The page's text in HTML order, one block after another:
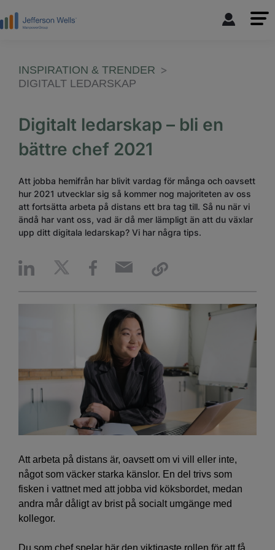
INSPIRATION & TRENDER
DIGITALT LEDARSKAP
Digitalt ledarskap – bli en
bättre chef 2021
Att jobba hemifrån har blivit vardag för många och oavsett
hur 2021 utvecklar sig så kommer nog majoriteten av oss
att fortsätta arbeta på distans ett bra tag till. Så nu när vi
ändå har vant oss, vad är då mer lämpligt än att du växlar
upp ditt digitala ledarskap? Vi har några tips.
Att arbeta på distans är, oavsett om vi vill eller inte,
något som väcker starka känslor. En del trivs som
fisken i vattnet med att jobba vid köksbordet, medan
andra mår dåligt av brist på socialt umgänge med
kollegor.
Du som chef spelar här den viktigaste rollen för att få